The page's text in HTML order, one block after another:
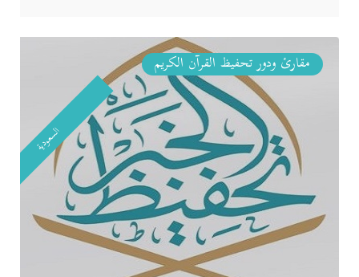
مقارئ ودور تحفيظ القرآن الكريم
السعودية